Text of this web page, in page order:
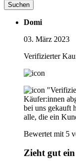
Suchen
Domi
03. März 2023
Verifizierter
Käufer:innen
bei uns gekauft
alle, die ein
Bewertet mit 5
Zieht gut ein